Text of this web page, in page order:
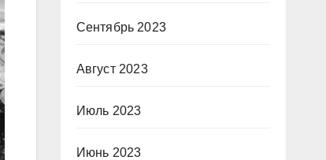
Сентябрь 2023
Август 2023
Июль 2023
Июнь 2023